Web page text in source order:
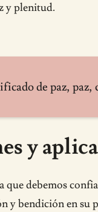
y plenitud.
de paz, paz,
y
que debemos
y bendición en su